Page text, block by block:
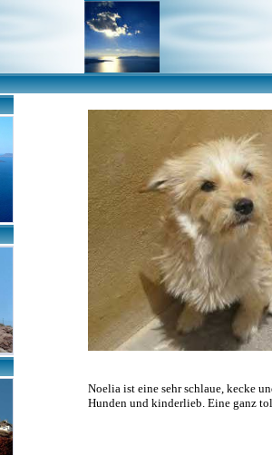
Noelia ist eine sehr schlaue, kecke
Hunden und kinderlieb. Eine ganz